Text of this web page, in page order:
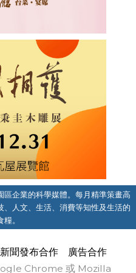
企業的科學媒體。每月精準策畫高
人文、生活、消費等知性及生活的
。
新聞發布合作
廣告合作
Chrome 或 Mozilla